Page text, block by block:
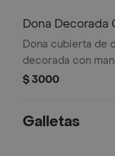
Dona Decorada
Dona cubierta de
decorada con
$ 3000
Galletas